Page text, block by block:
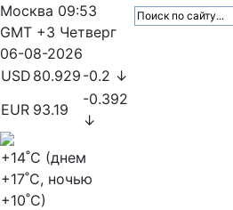
Москва 09:53
GMT +3 Четверг
06-08-2026
USD 80.929 -0.2 ↓
EUR 93.19
-0.392
↓
+14˚C (днем
+17˚C, ночью
+10˚C)